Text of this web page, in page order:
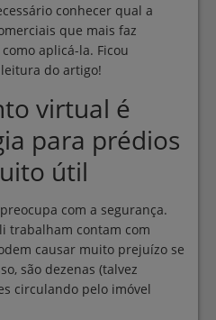
conhecer qual a
que mais faz
aplicá-la. Ficou
do artigo!
virtual é
para prédios
útil
com a segurança.
trabalham contam com
causar muito prejuízo se
são dezenas (talvez
circulando pelo imóvel